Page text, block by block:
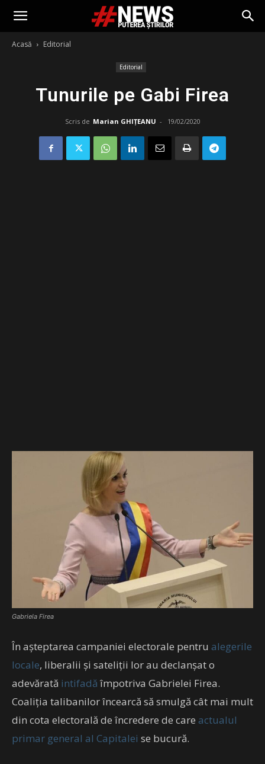
Acasă Editorial
Editorial
Tunurile pe Gabi Firea
Scris de Marian GHIȚEANU - 19/02/2020
Gabriela Firea
În așteptarea campaniei electorale pentru alegerile
locale, liberalii și sateliții lor au declanșat o
adevărată intifadă împotriva Gabrielei Firea.
Coaliția talibanilor încearcă să smulgă cât mai mult
din cota electorală de încredere de care actualul
primar general al Capitalei se bucură.